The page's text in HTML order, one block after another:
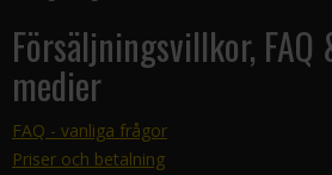
Försäljningsvillkor, FAQ
medier
FAQ - vanliga frågor
Priser och betalning